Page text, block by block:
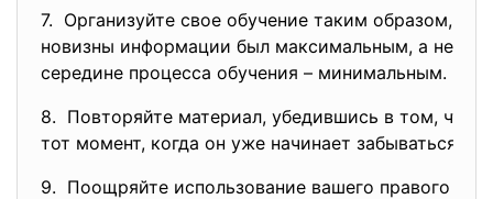
7. Организуйте свое обучение таким образом,
новизны информации был максимальным, а
середине процесса обучения – минимальным.
8. Повторяйте материал, убедившись в том, что
тот момент, когда он уже начинает забываться.
9. Поощряйте использование вашего правого